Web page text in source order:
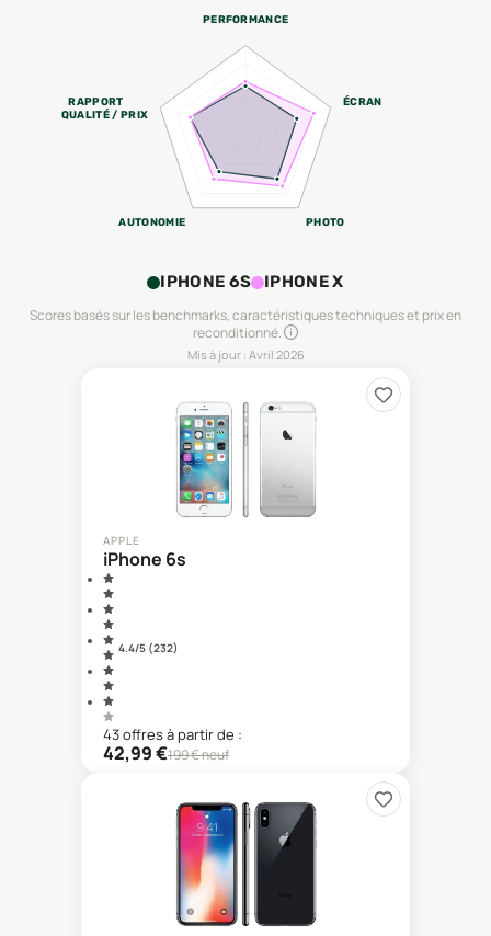
PERFORMANCE
ÉCRAN
PHOTO
AUTONOMIE
RAPPORT
QUALITÉ / PRIX
IPHONE 6S IPHONE X
Scores basés sur les benchmarks, caractéristiques techniques et prix en
reconditionné.
Mis à jour : Avril 2026
APPLE
iPhone 6s
4.4/5 (232)
43offresà partir de :
42,99€199€ neuf